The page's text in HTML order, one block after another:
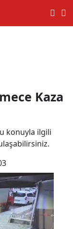
Kaza
konuyla ilgili